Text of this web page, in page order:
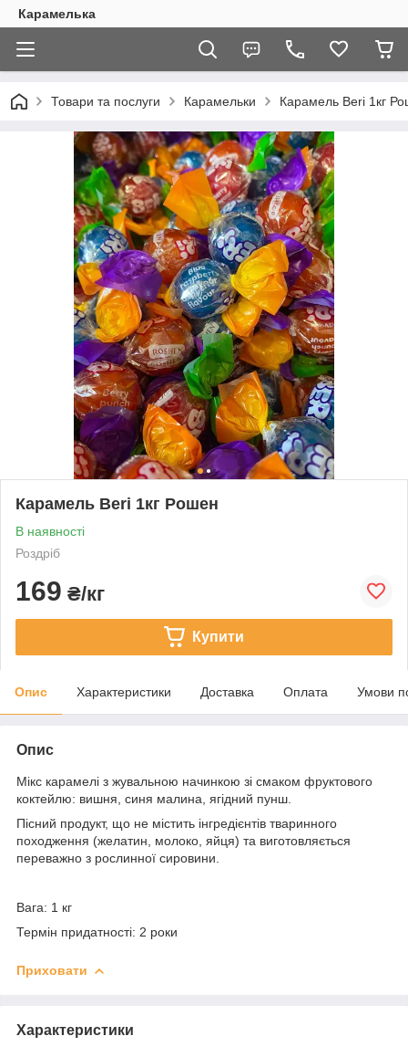
Карамелька
Товари та послуги Карамельки Карамель Beri 1кг
Карамель Beri 1кг Рошен
В наявності
Роздріб
169 ₴/кг
Купити
Опис Характеристики Доставка Оплата Умови
Опис
Мікс карамелі з жувальною начинкою зі смаком фруктового
коктейлю: вишня, синя малина, ягідний пунш.
Пісний продукт, що не містить інгредієнтів тваринного
походження (желатин, молоко, яйця) та виготовляється
переважно з рослинної сировини.
Вага: 1 кг
Термін придатності: 2 роки
Приховати
Характеристики